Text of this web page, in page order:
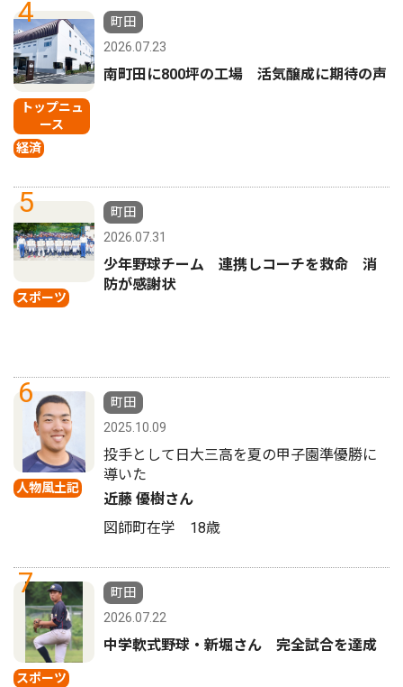
4
トップニュ
ース
経済
町田
2026.07.23
南町田に800坪の工場 活気醸成に期待の声
5
スポーツ
町田
2026.07.31
少年野球チーム 連携しコーチを救命 消
防が感謝状
6
人物風土記
町田
2025.10.09
投手として日大三高を夏の甲子園準優勝に
導いた
近藤 優樹さん
図師町在学 18歳
7
スポーツ
町田
2026.07.22
中学軟式野球・新堀さん 完全試合を達成